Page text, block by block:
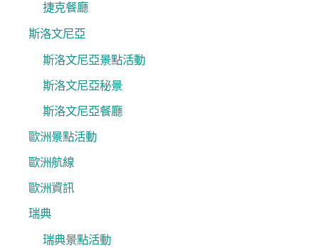
捷克餐廳
斯洛文尼亞
斯洛文尼亞景點活動
斯洛文尼亞秘景
斯洛文尼亞餐廳
歐洲景點活動
歐洲航線
歐洲資訊
瑞典
瑞典景點活動